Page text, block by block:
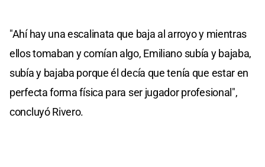
"Ahí hay una escalinata que baja al arroyo y mientras
ellos tomaban y comían algo, Emiliano subía y bajaba,
subía y bajaba porque él decía que tenía que estar en
perfecta forma física para ser jugador profesional",
concluyó Rivero.